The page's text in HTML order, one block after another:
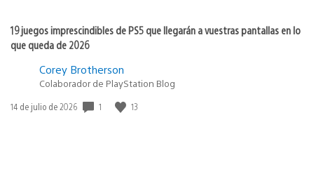
19 juegos imprescindibles de PS5 que llegarán a vuestras pantallas en lo
que queda de 2026
Corey Brotherson
Colaborador de PlayStation Blog
Fecha
14 de julio de 2026 1 13